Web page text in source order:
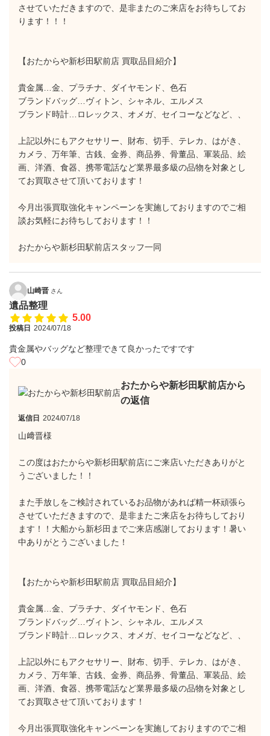
させていただきますので、是非またのご来店をお待ちしてお
ります！！！
【おたからや新杉田駅前店 買取品目紹介】
貴金属…金、プラチナ、ダイヤモンド、色石
ブランドバッグ…ヴィトン、シャネル、エルメス
ブランド時計…ロレックス、オメガ、セイコーなどなど、、
上記以外にもアクセサリー、財布、切手、テレカ、はがき、
カメラ、万年筆、古銭、金券、商品券、骨董品、軍装品、絵
画、洋酒、食器、携帯電話など業界最多級の品物を対象とし
てお買取させて頂いております！
今月出張買取強化キャンペーンを実施しておりますのでご相
談お気軽にお待ちしております！！
おたからや新杉田駅前店スタッフ一同
山崎晋 さん
遺品整理
5.00
投稿日 2024/07/18
貴金属やバッグなど整理できて良かったですです
0
おたからや新杉田駅前店から
の返信
返信日 2024/07/18
山﨑晋様
この度はおたからや新杉田駅前店にご来店いただきありがと
うございました！！
また手放しをご検討されているお品物があれば精一杯頑張ら
させていただきますので、是非またご来店をお待ちしており
ます！！大船から新杉田までご来店感謝しております！暑い
中ありがとうございました！
【おたからや新杉田駅前店 買取品目紹介】
貴金属…金、プラチナ、ダイヤモンド、色石
ブランドバッグ…ヴィトン、シャネル、エルメス
ブランド時計…ロレックス、オメガ、セイコーなどなど、、
上記以外にもアクセサリー、財布、切手、テレカ、はがき、
カメラ、万年筆、古銭、金券、商品券、骨董品、軍装品、絵
画、洋酒、食器、携帯電話など業界最多級の品物を対象とし
てお買取させて頂いております！
今月出張買取強化キャンペーンを実施しておりますのでご相